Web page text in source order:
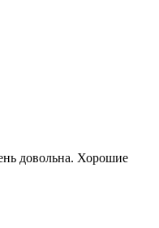
довольна. Хорошие